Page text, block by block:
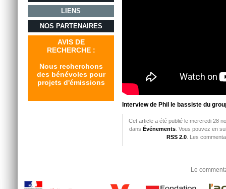
LIENS
NOS PARTENAIRES
AVIS DE
RECHERCHE :
Nous recherchons
des bénévoles pour
projets d'émissions
Interview de Phil le bassiste du
Cet article a été publié le mercredi 28
dans Événements . Vous pouvez en
RSS 2.0. Les
Le